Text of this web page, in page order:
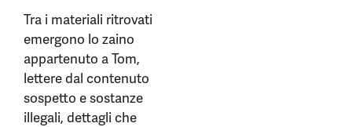
Tra i materiali ritrovati
emergono lo zaino
appartenuto a Tom,
lettere dal contenuto
sospetto e sostanze
illegali, dettagli che